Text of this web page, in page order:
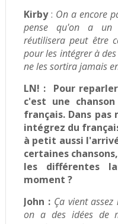
Kirby: On a encore
pense qu'on a un
réutilisera peut être
pour les intégrer à
ne les sortira jamais
LN! : Pour
c'est une
français. Dans pas
intégrez du
à petit aussi
certaines
les différentes
moment ?
John : Ça vient
on a des idées de